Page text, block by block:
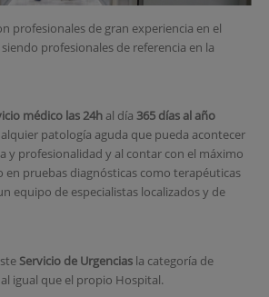
profesionales de gran experiencia en el
profesionales de referencia en la
médico las 24hal día 365 días al año
patología aguda que pueda acontecer
y profesionalidad y al contar con el máximo
pruebas diagnósticas como terapéuticas
equipo de especialistas localizados y de
Servicio de Urgenciasla categoría de
igual que el propio Hospital.